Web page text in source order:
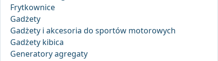
Frytkownice
Gadżety
Gadżety i akcesoria do sportów motorowych
Gadżety kibica
Generatory agregaty